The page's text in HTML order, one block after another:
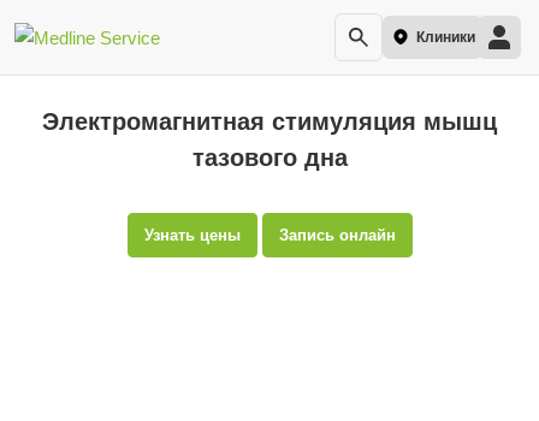
Клиники
Электромагнитная стимуляция мышц
тазового дна
Узнать цены Запись онлайн